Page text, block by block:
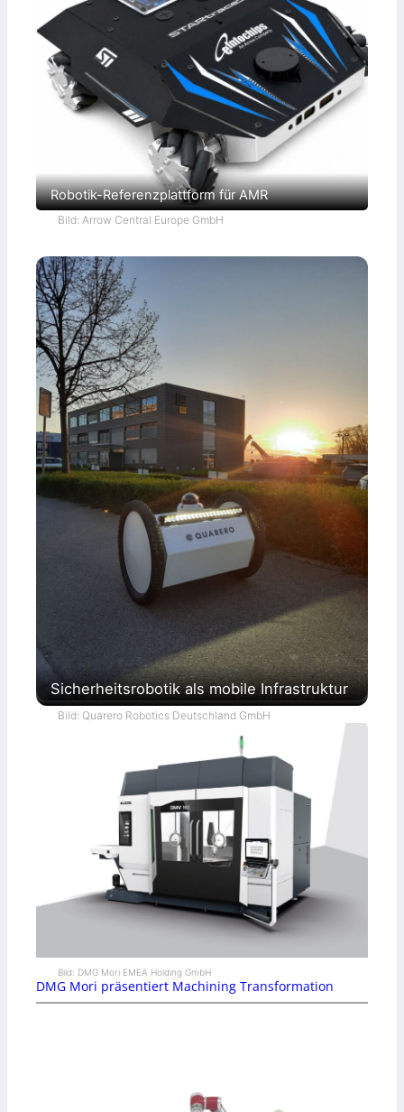
Robotik-Referenzplattform für AMR
Bild: Arrow Central Europe GmbH
Sicherheitsrobotik als mobile Infrastruktur
Bild: Quarero Robotics Deutschland GmbH
Bild: DMG Mori EMEA Holding GmbH
DMG Mori präsentiert Machining Transformation